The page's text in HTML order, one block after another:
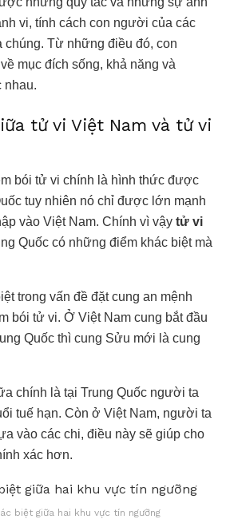
vi, tính cách con người của các
chúng. Từ những điều đó, con
mục đích sống, khả năng và
nhau.
tử vi Việt Nam và tử vi
bói tử vi chính là hình thức được
tuy nhiên nó chỉ được lớn mạnh
vào Việt Nam. Chính vì vậy tử vi
Quốc có những điểm khác biệt mà
trong vấn đề đặt cung an mệnh
bói tử vi. Ở Việt Nam cung bắt đầu
Quốc thì cung Sửu mới là cung
chính là tại Trung Quốc người ta
tuế hạn. Còn ở Việt Nam, người ta
vào các chi, điều này sẽ giúp cho
xác hơn.
biệt giữa hai khu vực tín ngưỡng